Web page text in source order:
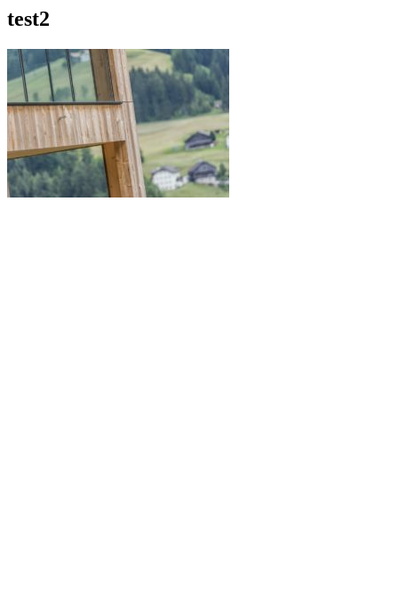
test2